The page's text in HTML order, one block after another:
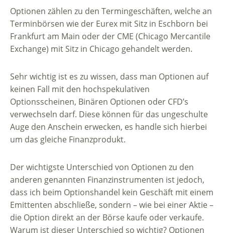
Optionen zählen zu den Termingeschäften, welche an
Terminbörsen wie der Eurex mit Sitz in Eschborn bei
Frankfurt am Main oder der CME (Chicago Mercantile
Exchange) mit Sitz in Chicago gehandelt werden.
Sehr wichtig ist es zu wissen, dass man Optionen auf
keinen Fall mit den hochspekulativen
Optionsscheinen, Binären Optionen oder CFD’s
verwechseln darf. Diese können für das ungeschulte
Auge den Anschein erwecken, es handle sich hierbei
um das gleiche Finanzprodukt.
Der wichtigste Unterschied von Optionen zu den
anderen genannten Finanzinstrumenten ist jedoch,
dass ich beim Optionshandel kein Geschäft mit einem
Emittenten abschließe, sondern – wie bei einer Aktie –
die Option direkt an der Börse kaufe oder verkaufe.
Warum ist dieser Unterschied so wichtig? Optionen